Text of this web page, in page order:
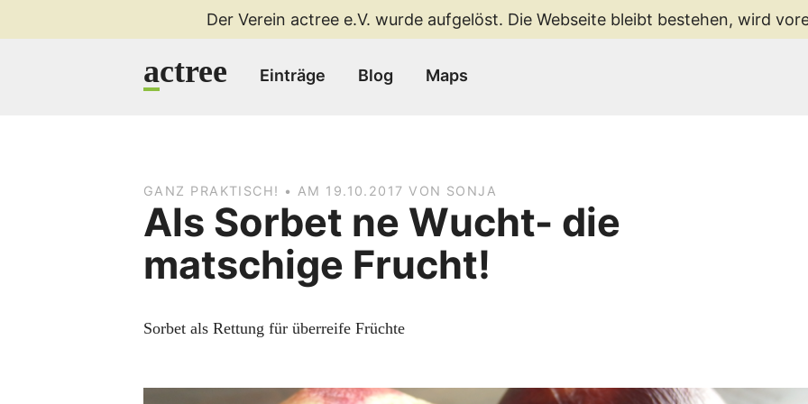
Der Verein actree e.V. wurde aufgelöst. Die Webseite bleibt bestehen, wird
actree Einträge Blog Maps
GANZ PRAKTISCH! • AM 19.10.2017 VON SONJA
Als Sorbet ne Wucht- die
matschige Frucht!
Sorbet als Rettung für überreife Früchte